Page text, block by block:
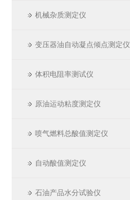
机械杂质测定仪
变压器油自动凝点倾点测定仪
体积电阻率测试仪
原油运动粘度测定仪
喷气燃料总酸值测定仪
自动酸值测定仪
石油产品水分试验仪